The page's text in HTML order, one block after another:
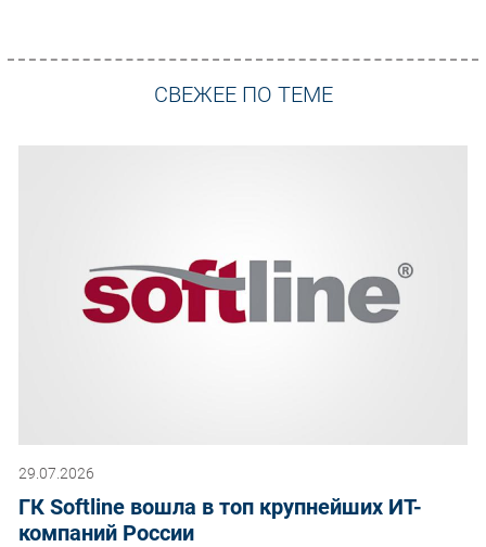
СВЕЖЕЕ ПО ТЕМЕ
29.07.2026
ГК Softline вошла в топ крупнейших ИТ-
компаний России